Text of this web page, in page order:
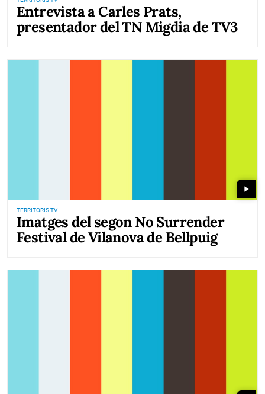
Entrevista a Carles Prats,
presentador del TN Migdia de TV3
play_arrow
TERRITORIS TV
Imatges del segon No Surrender
Festival de Vilanova de Bellpuig